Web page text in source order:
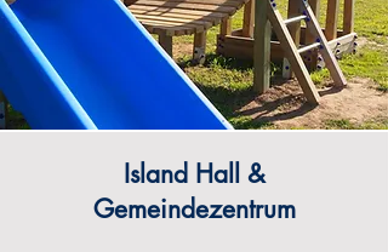
Island Hall &
Gemeindezentrum